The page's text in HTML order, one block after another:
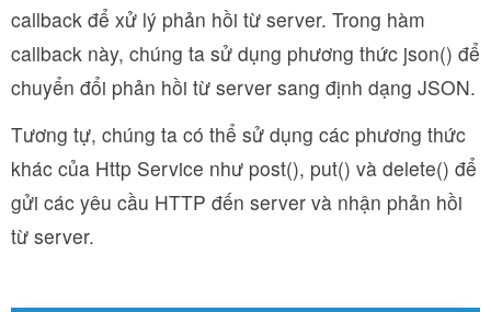
callback để xử lý phản hồi từ server. Trong hàm
callback này, chúng ta sử dụng phương thức json() để
chuyển đổi phản hồi từ server sang định dạng JSON.
Tương tự, chúng ta có thể sử dụng các phương thức
khác của Http Service như post(), put() và delete() để
gửi các yêu cầu HTTP đến server và nhận phản hồi
từ server.